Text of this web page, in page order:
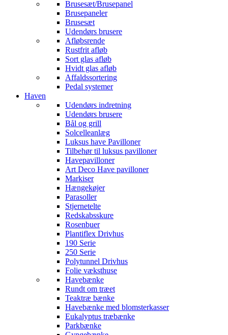
Brusesæt/Brusepanel
Brusepaneler
Brusesæt
Udendørs brusere
Afløbsrende
Rustfrit afløb
Sort glas afløb
Hvidt glas afløb
Affaldssortering
Pedal systemer
Haven
Udendørs indretning
Udendørs brusere
Bål og grill
Solcelleanlæg
Luksus have Pavilloner
Tilbehør til luksus pavilloner
Havepavilloner
Art Deco Have pavilloner
Markiser
Hængekøjer
Parasoller
Stjernetelte
Redskabsskure
Rosenbuer
Plantiflex Drivhus
190 Serie
250 Serie
Polytunnel Drivhus
Folie væksthuse
Havebænke
Rundt om træet
Teaktræ bænke
Havebænke med blomsterkasser
Eukalyptus træbænke
Parkbænke